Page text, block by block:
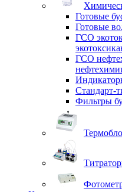
Готовые
Готовые
ГСО
ГСО
Стандарт-
Фильтры